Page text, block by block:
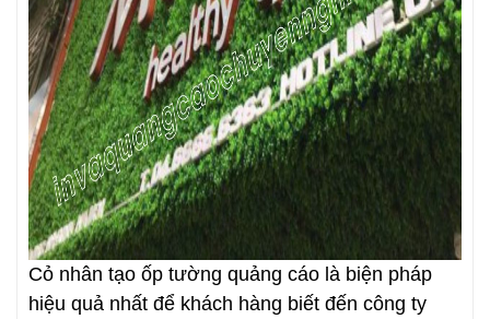
Cỏ nhân tạo ốp tường quảng cáo là biện pháp
hiệu quả nhất để khách hàng biết đến công ty